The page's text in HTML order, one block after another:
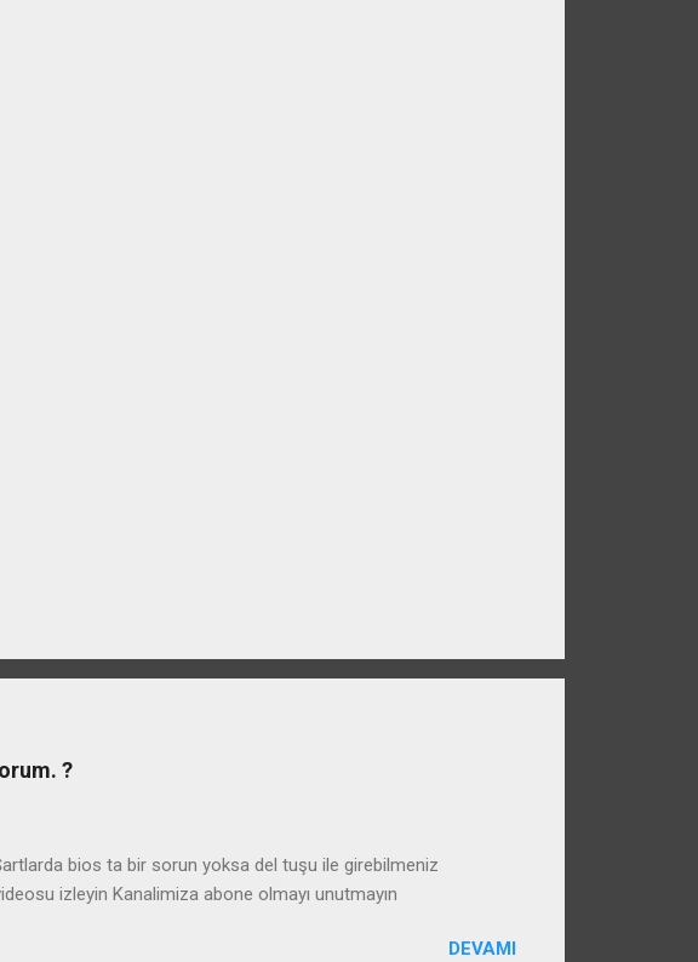
?
bios ta bir sorun yoksa del tuşu ile girebilmeniz
izleyin Kanalimiza abone olmayı unutmayın
DEVAMI